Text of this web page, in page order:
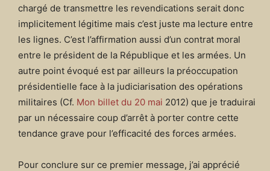
chargé de transmettre les revendications serait donc
implicitement légitime mais c’est juste ma lecture entre
les lignes. C’est l’affirmation aussi d’un contrat moral
entre le président de la République et les armées. Un
autre point évoqué est par ailleurs la préoccupation
présidentielle face à la judiciarisation des opérations
militaires (Cf. Mon billet du 20 mai 2012) que je traduirai
par un nécessaire coup d’arrêt à porter contre cette
tendance grave pour l’efficacité des forces armées.
Pour conclure sur ce premier message, j’ai apprécié